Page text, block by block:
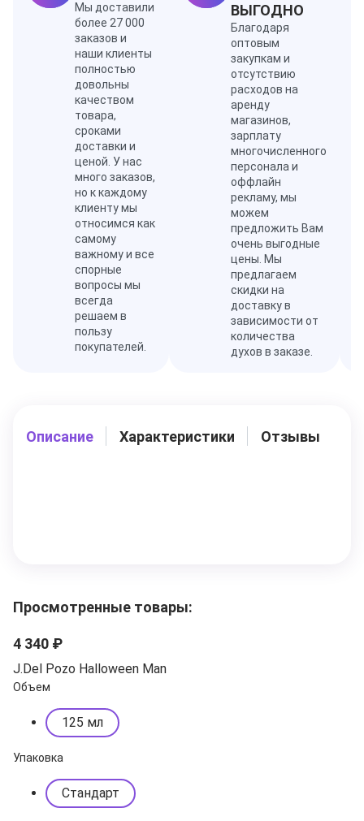
Мы доставили
более 27 000
заказов и
наши клиенты
полностью
довольны
качеством
товара,
сроками
доставки и
ценой. У нас
много заказов,
но к каждому
клиенту мы
относимся как
самому
важному и все
спорные
вопросы мы
всегда
решаем в
пользу
покупателей.
ВЫГОДНО
Благодаря
оптовым
закупкам и
отсутствию
расходов на
аренду
магазинов,
зарплату
многочисленного
персонала и
оффлайн
рекламу, мы
можем
предложить Вам
очень выгодные
цены. Мы
предлагаем
скидки на
доставку в
зависимости от
количества
духов в заказе.
Описание Характеристики Отзывы
Просмотренные товары:
4 340 ₽
J.Del Pozo Halloween Man
Объем
125 мл
Упаковка
Стандарт